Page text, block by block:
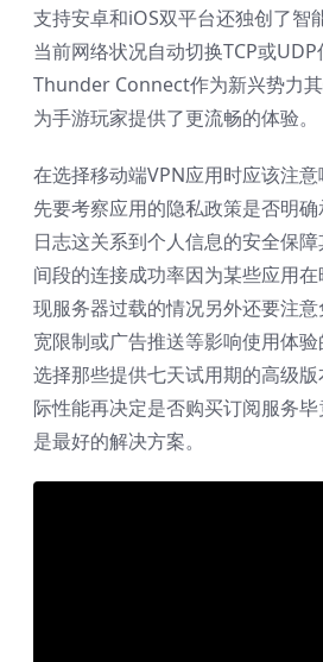
支持安卓和iOS双平台还独创了智
当前网络状况自动切换TCP或
Thunder Connect作为新兴势力
为手游玩家提供了更流畅的体验。
在选择移动端VPN应用时应该注
先要考察应用的隐私政策是否明
日志这关系到个人信息的安全保
间段的连接成功率因为某些应用
现服务器过载的情况另外还要注
宽限制或广告推送等影响使用体
选择那些提供七天试用期的高级
际性能再决定是否购买订阅服务
是最好的解决方案。